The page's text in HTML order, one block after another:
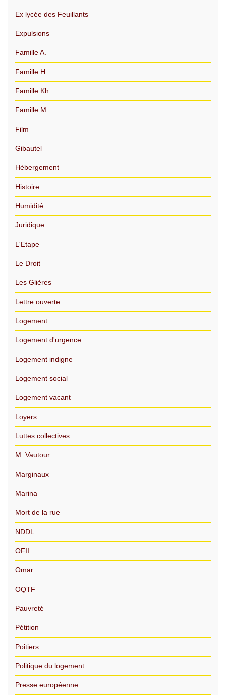
Ex lycée des Feuillants
Expulsions
Famille A.
Famille H.
Famille Kh.
Famille M.
Film
Gibautel
Hébergement
Histoire
Humidité
Juridique
L'Etape
Le Droit
Les Glières
Lettre ouverte
Logement
Logement d'urgence
Logement indigne
Logement social
Logement vacant
Loyers
Luttes collectives
M. Vautour
Marginaux
Marina
Mort de la rue
NDDL
OFII
Omar
OQTF
Pauvreté
Pétition
Poitiers
Politique du logement
Presse européenne